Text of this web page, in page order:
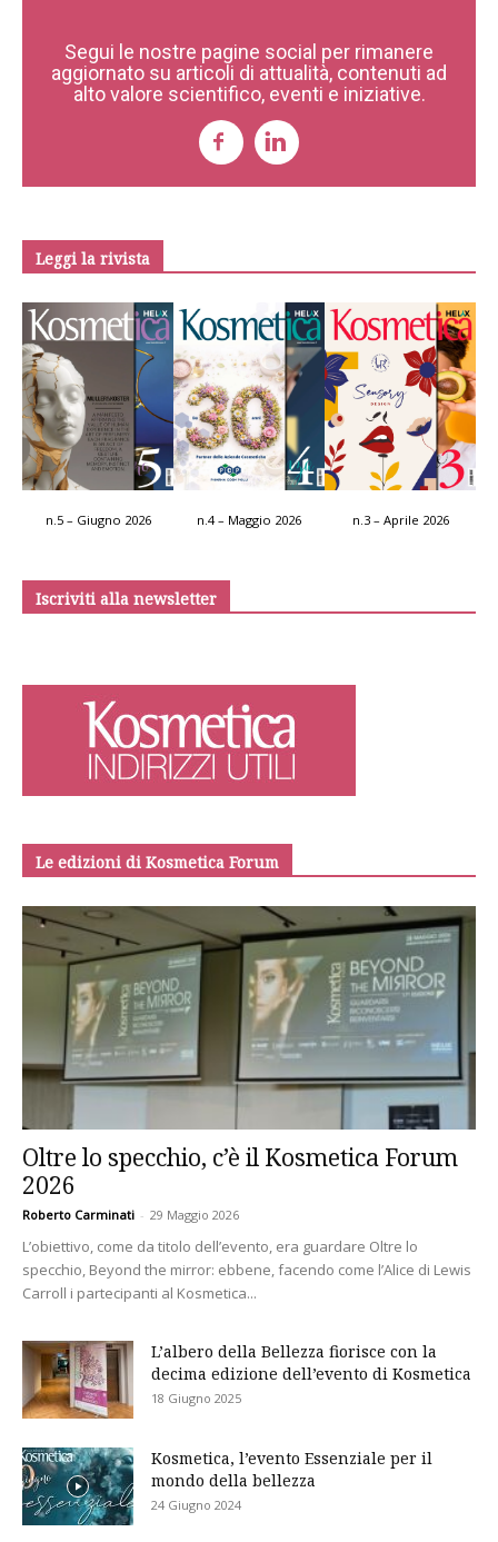
Segui le nostre pagine social per rimanere
aggiornato su articoli di attualità, contenuti ad
alto valore scientifico, eventi e iniziative.
Leggi la rivista
n.5 – Giugno 2026 n.4 – Maggio 2026 n.3 – Aprile 2026
Iscriviti alla newsletter
Le edizioni di Kosmetica Forum
Oltre lo specchio, c’è il Kosmetica Forum
2026
Roberto Carminati - 29 Maggio 2026
L’obiettivo, come da titolo dell’evento, era guardare Oltre lo
specchio, Beyond the mirror: ebbene, facendo come l’Alice di Lewis
Carroll i partecipanti al Kosmetica...
L’albero della Bellezza fiorisce con la
decima edizione dell’evento di Kosmetica
18 Giugno 2025
Kosmetica, l’evento Essenziale per il
mondo della bellezza
24 Giugno 2024